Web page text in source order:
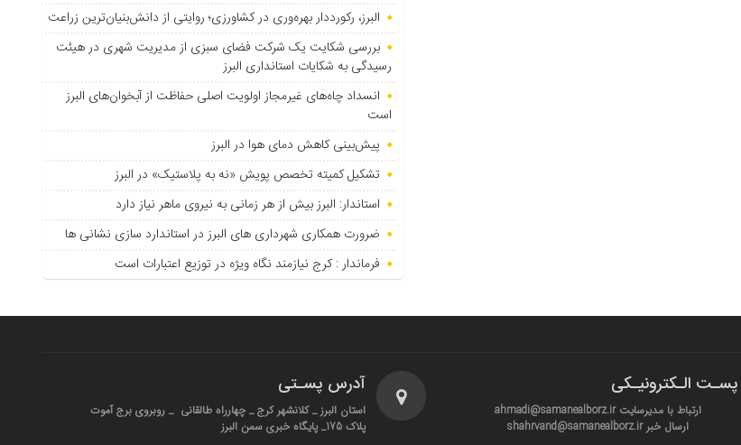
البرز، رکورددار بهره‌وری در کشاورزی؛ روایتی از دانش‌بنیان‌ترین زراعت
بررسی شکایت یک شرکت فضای سبزی از مدیریت شهری در هیئت
رسیدگی به شکایات استانداری البرز
انسداد چاه‌های غیرمجاز اولویت اصلی حفاظت از آبخوان‌های البرز
است
پیش‌بینی کاهش دمای هوا در البرز
تشکیل کمیته تخصص پویش «نه به پلاستیک» در البرز
استاندار: البرز بیش از هر زمانی به نیروی ماهر نیاز دارد
ضرورت همکاری شهرداری های البرز در استاندارد سازی نشانی ها
فرماندار : کرج نیازمند نگاه ویژه در توزیع اعتبارات است
پسـت الـکترونیـکی
ارتباط با مدیرسایت ahmadi@samanealborz.ir
ارسال خبر shahrvand@samanealborz.ir
آدرس پسـتی
استان البرز _ کلانشهر کرج _ چهارراه طالقانی _ روبروی برج آموت
پلاک 175_ پایگاه خبری سمن البرز